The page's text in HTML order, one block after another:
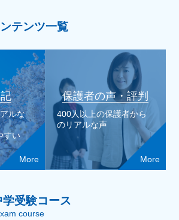
テンツ一覧
ルな
すい
More
保護者の声・評判
400人以上の保護者から
のリアルな声
More
受験コース
course